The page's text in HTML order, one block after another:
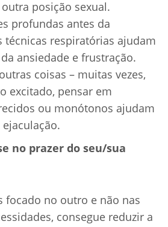
posição sexual.
profundas antes da
técnicas respiratórias ajudam
ansiedade e frustração.
coisas – muitas vezes,
excitado, pensar em
ou monótonos ajudam
no prazer do seu/sua
focado no outro e não nas
consegue reduzir a